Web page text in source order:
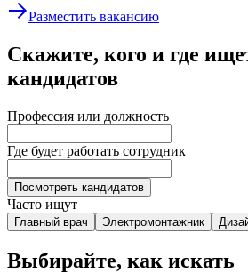
Разместить вакансию
Скажите, кого и где
кандидатов
Профессия или должность
Где будет работать сотрудник
Посмотреть кандидатов
Часто ищут
Главный врач Электромонтажник
Выбирайте, как искать